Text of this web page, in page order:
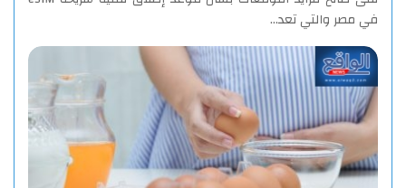
في مصر والتي تعد…